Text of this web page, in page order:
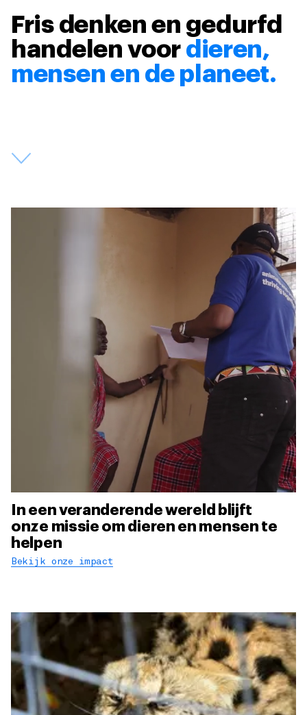
Fris denken en gedurfd
handelen voor dieren,
mensen en de planeet.
In een veranderende wereld blijft
onze missie om dieren en mensen te
helpen
Bekijk onze impact